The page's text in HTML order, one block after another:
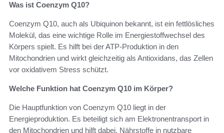
Was ist Coenzym Q10?
Coenzym Q10, auch als Ubiquinon bekannt, ist ein fettlösliches
Molekül, das eine wichtige Rolle im Energiestoffwechsel des
Körpers spielt. Es hilft bei der ATP-Produktion in den
Mitochondrien und wirkt gleichzeitig als Antioxidans, das Zellen
vor oxidativem Stress schützt.
Welche Funktion hat Coenzym Q10 im Körper?
Die Hauptfunktion von Coenzym Q10 liegt in der
Energieproduktion. Es beteiligt sich am Elektronentransport in
den Mitochondrien und hilft dabei, Nährstoffe in nutzbare